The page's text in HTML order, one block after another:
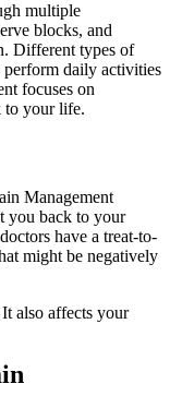
multiple
blocks, and
Different types of
daily activities
focuses on
to your life.
Management
you back to your
have a treat-to-
might be negatively
also affects your